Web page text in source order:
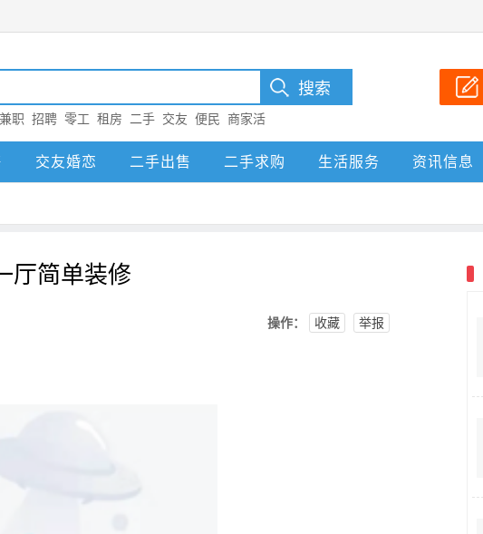
兼职 招聘 零工 租房 二手 交友 便民
商家活
交友婚恋 二手出售 二手求购 生活服务 资讯信息
厅简单装修
操作： 收藏 举报